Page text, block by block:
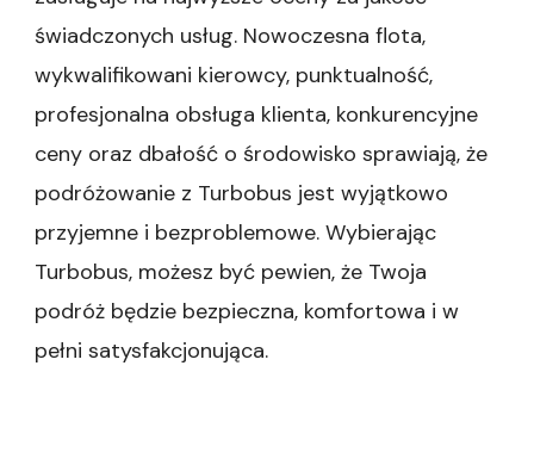
świadczonych usług. Nowoczesna flota,
wykwalifikowani kierowcy, punktualność,
profesjonalna obsługa klienta, konkurencyjne
ceny oraz dbałość o środowisko sprawiają, że
podróżowanie z Turbobus jest wyjątkowo
przyjemne i bezproblemowe. Wybierając
Turbobus, możesz być pewien, że Twoja
podróż będzie bezpieczna, komfortowa i w
pełni satysfakcjonująca.